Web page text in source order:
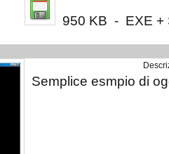
950 KB - EXE +
Semplice esmpio di